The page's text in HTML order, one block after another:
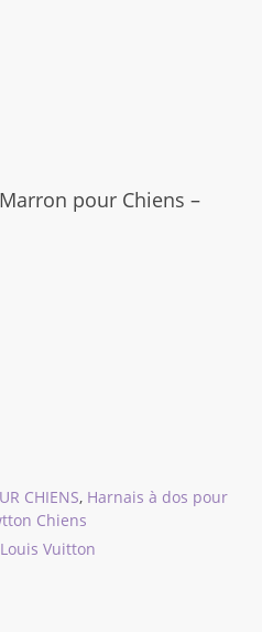
pour Chiens –
CHIENS, Harnais à dos pour
Chiens
Louis Vuitton